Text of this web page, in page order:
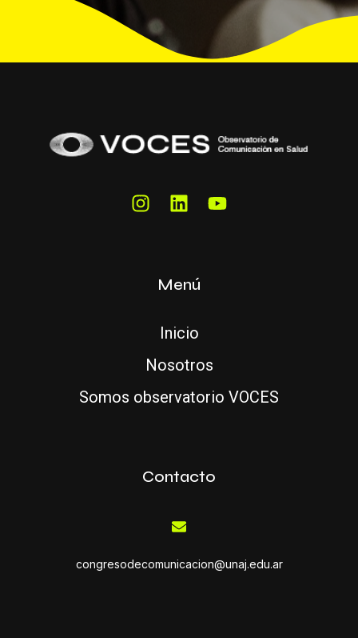
Menú
Inicio
Nosotros
Somos observatorio VOCES
Contacto
congresodecomunicacion@unaj.edu.ar